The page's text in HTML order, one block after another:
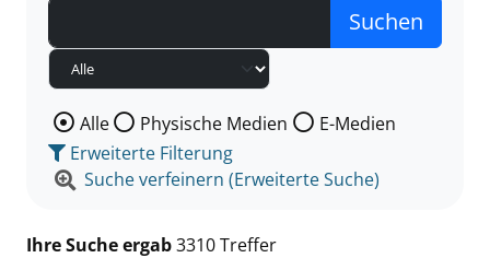
Wählen Sie die Medienart nach der Sie suchen wollen.
Alle Physische Medien
E-Medien
Erweiterte Filterung
Suche verfeinern (Erweiterte Suche)
Ihre Suche ergab3310 Treffer